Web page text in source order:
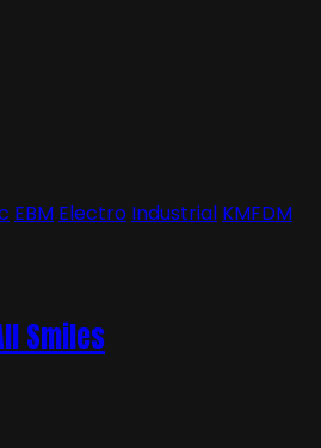
EBM Electro Industrial KMFDM
Smiles